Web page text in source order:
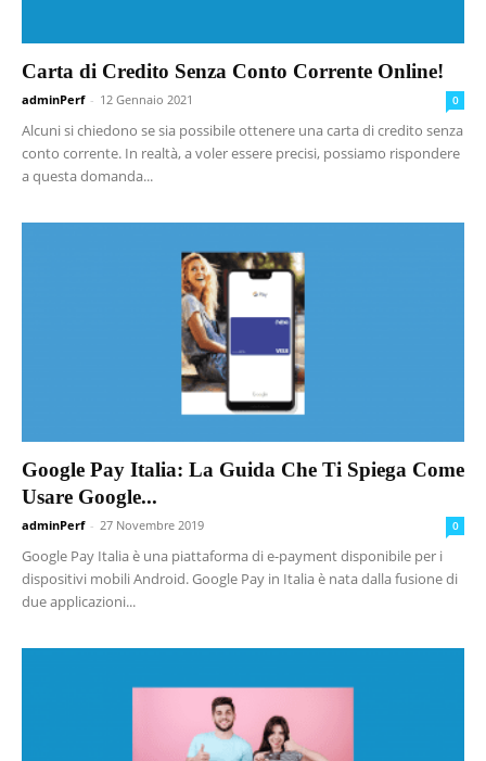
Carta di Credito Senza Conto Corrente Online!
adminPerf - 12 Gennaio 2021 0
Alcuni si chiedono se sia possibile ottenere una carta di credito senza
conto corrente. In realtà, a voler essere precisi, possiamo rispondere
a questa domanda...
Google Pay Italia: La Guida Che Ti Spiega Come
Usare Google...
adminPerf - 27 Novembre 2019 0
Google Pay Italia è una piattaforma di e-payment disponibile per i
dispositivi mobili Android. Google Pay in Italia è nata dalla fusione di
due applicazioni...